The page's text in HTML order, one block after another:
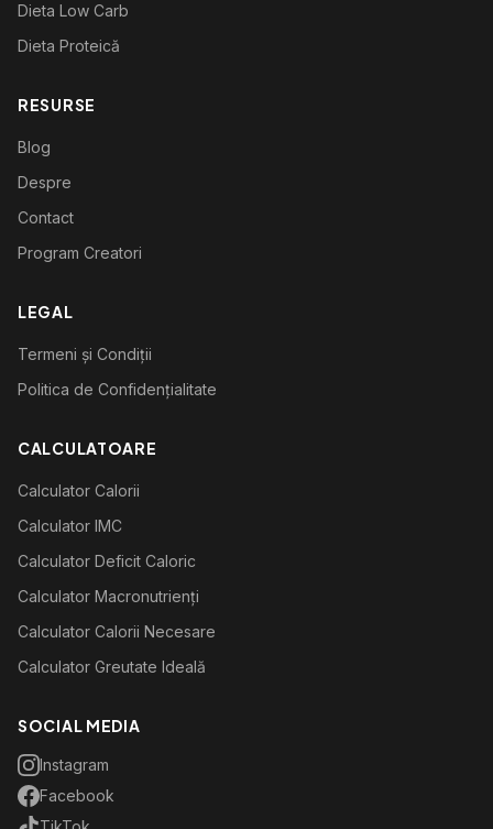
Dieta Low Carb
Dieta Proteică
RESURSE
Blog
Despre
Contact
Program Creatori
LEGAL
Termeni și Condiții
Politica de Confidențialitate
CALCULATOARE
Calculator Calorii
Calculator IMC
Calculator Deficit Caloric
Calculator Macronutrienți
Calculator Calorii Necesare
Calculator Greutate Ideală
SOCIAL MEDIA
Instagram
Facebook